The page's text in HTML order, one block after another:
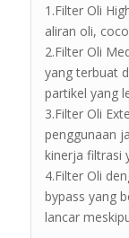
1.Filter Oli
aliran oli,
2.Filter Oli
yang terbuat
partikel yang
3.Filter Oli
penggunaan
kinerja filtrasi
4.Filter Oli
bypass yang
lancar